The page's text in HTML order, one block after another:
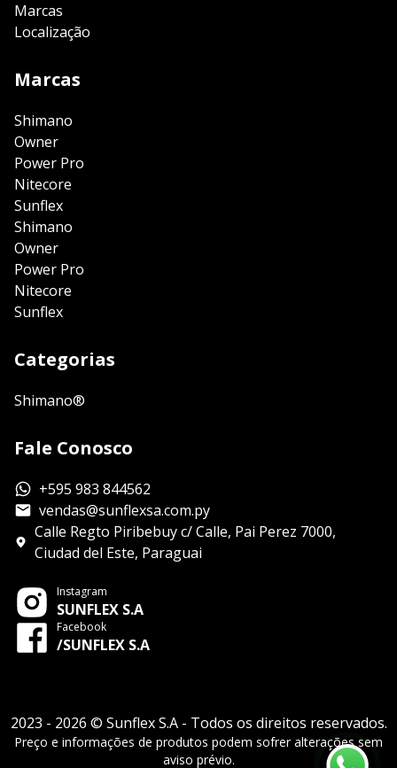
Marcas
Localização
Marcas
Shimano
Owner
Power Pro
Nitecore
Sunflex
Shimano
Owner
Power Pro
Nitecore
Sunflex
Categorias
Shimano®
Fale Conosco
+595 983 844562
vendas@sunflexsa.com.py
Calle Regto Piribebuy c/ Calle, Pai Perez 7000,
Ciudad del Este, Paraguai
Instagram
SUNFLEX S.A
Facebook
/SUNFLEX S.A
2023 - 2026 © Sunflex S.A - Todos os direitos reservados.
Preço e informações de produtos podem sofrer alterações sem
aviso prévio.